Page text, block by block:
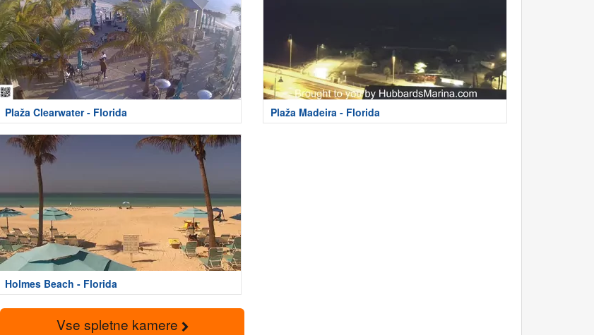
Plaža Clearwater - Florida Plaža Madeira - Florida
Holmes Beach - Florida
Vse spletne kamere